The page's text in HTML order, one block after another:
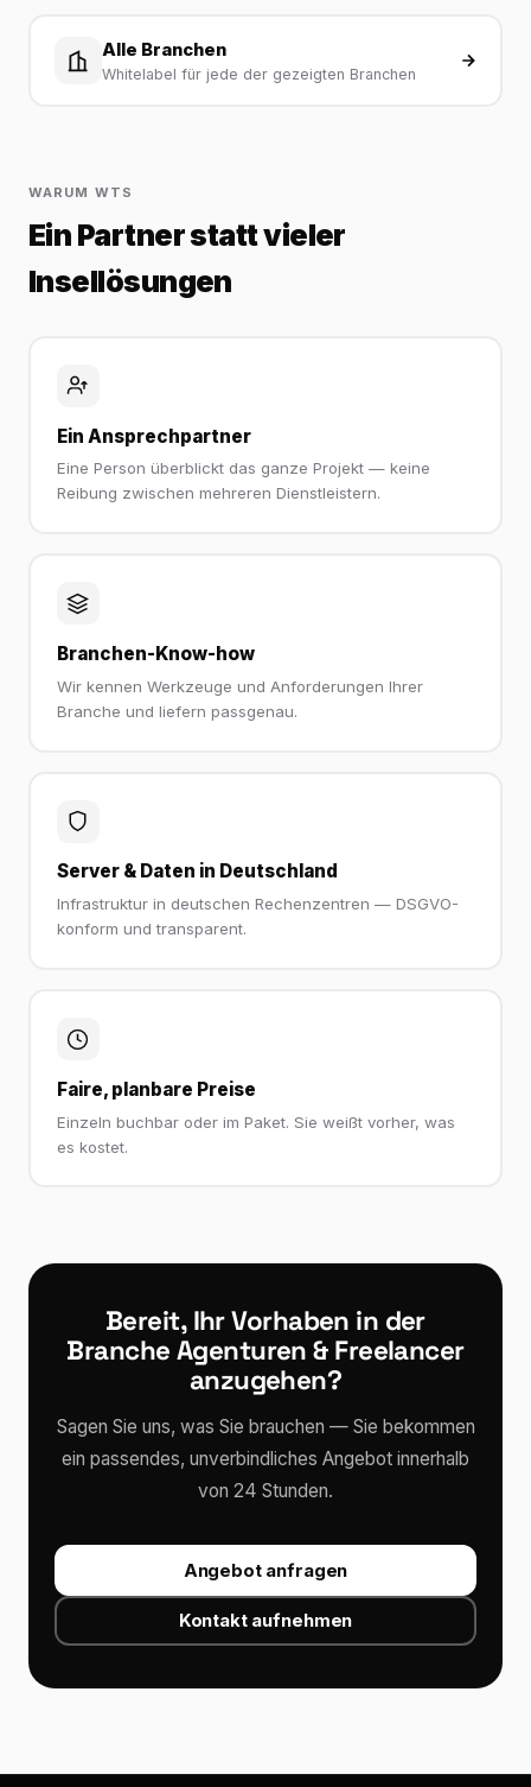
Alle Branchen
Whitelabel für jede der gezeigten Branchen
WARUM WTS
Ein Partner statt vieler
Insellösungen
Ein Ansprechpartner
Eine Person überblickt das ganze Projekt — keine
Reibung zwischen mehreren Dienstleistern.
Branchen-Know-how
Wir kennen Werkzeuge und Anforderungen Ihrer
Branche und liefern passgenau.
Server & Daten in Deutschland
Infrastruktur in deutschen Rechenzentren — DSGVO-
konform und transparent.
Faire, planbare Preise
Einzeln buchbar oder im Paket. Sie weißt vorher, was
es kostet.
Bereit, Ihr Vorhaben in der
Branche Agenturen & Freelancer
anzugehen?
Sagen Sie uns, was Sie brauchen — Sie bekommen
ein passendes, unverbindliches Angebot innerhalb
von 24 Stunden.
Angebot anfragen
Kontakt aufnehmen